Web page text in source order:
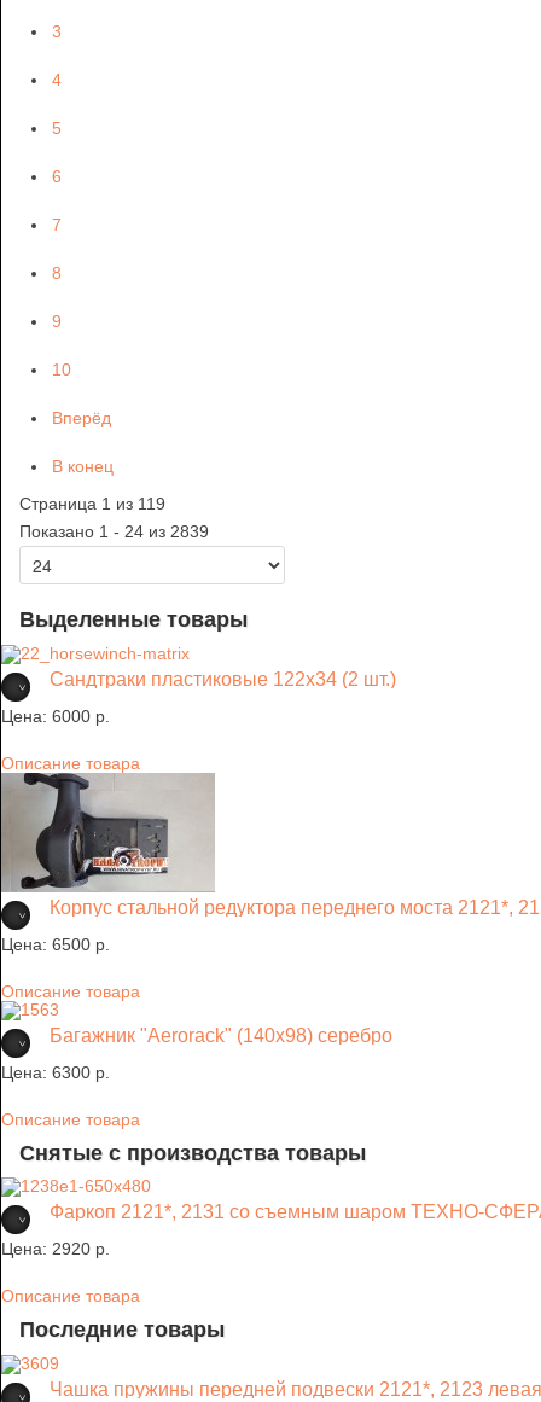
3
4
5
6
7
8
9
10
Вперёд
В конец
Страница 1 из 119
Показано 1 - 24 из 2839
Выделенные товары
Сандтраки пластиковые 122х34 (2 шт.)
Цена: 6000 p.
Описание товара
Корпус стальной редуктора переднего моста 2121*,
Цена: 6500 p.
Описание товара
Багажник "Aerorack" (140х98) серебро
Цена: 6300 p.
Описание товара
Снятые с производства товары
Фаркоп 2121*, 2131 со съемным шаром ТЕХНО-
Цена: 2920 p.
Описание товара
Последние товары
Чашка пружины передней подвески 2121*, 2123 левая